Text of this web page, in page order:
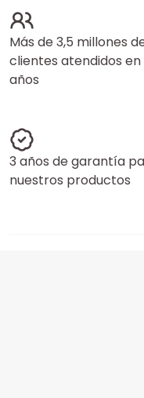
Más de 3,5 millones
clientes atendidos en
años
3 años de garantía
nuestros productos